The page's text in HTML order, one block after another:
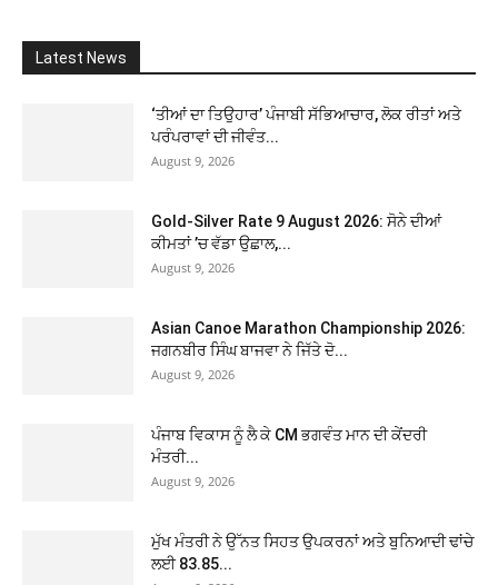
Latest News
‘ਤੀਆਂ ਦਾ ਤਿਉਹਾਰ’ ਪੰਜਾਬੀ ਸੱਭਿਆਚਾਰ, ਲੋਕ ਰੀਤਾਂ ਅਤੇ
ਪਰੰਪਰਾਵਾਂ ਦੀ ਜੀਵੰਤ...
August 9, 2026
Gold-Silver Rate 9 August 2026: ਸੋਨੇ ਦੀਆਂ
ਕੀਮਤਾਂ ’ਚ ਵੱਡਾ ਉਛਾਲ,...
August 9, 2026
Asian Canoe Marathon Championship 2026:
ਜਗਨਬੀਰ ਸਿੰਘ ਬਾਜਵਾ ਨੇ ਜਿੱਤੇ ਦੋ...
August 9, 2026
ਪੰਜਾਬ ਵਿਕਾਸ ਨੂੰ ਲੈ ਕੇ CM ਭਗਵੰਤ ਮਾਨ ਦੀ ਕੇਂਦਰੀ
ਮੰਤਰੀ...
August 9, 2026
ਮੁੱਖ ਮੰਤਰੀ ਨੇ ਉੱਨਤ ਸਿਹਤ ਉਪਕਰਨਾਂ ਅਤੇ ਬੁਨਿਆਦੀ ਢਾਂਚੇ
ਲਈ 83.85...